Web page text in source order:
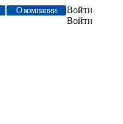
О компании
Войти
Войти